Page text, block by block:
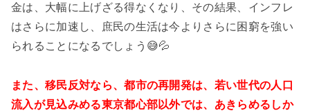
金は、大幅に上げざる得なくなり、その結果、インフレ
はさらに加速し、庶民の生活は今よりさらに困窮を強い
られることになるでしょう😅💦
また、移民反対なら、都市の再開発は、若い世代の人口
流入が見込みめる東京都心部以外では、あきらめるしか